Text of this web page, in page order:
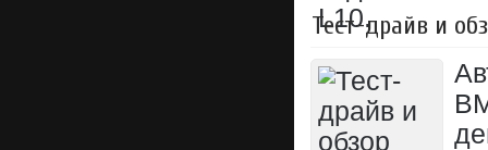
Тест-драйв и